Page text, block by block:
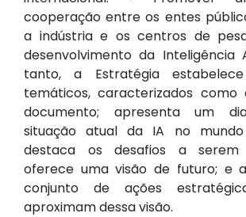
cooperação entre os entes
a indústria e os centros de
desenvolvimento da Inteligência
tanto, a Estratégia
temáticos, caracterizados como
documento; apresenta um
situação atual da IA no
destaca os desafios a serem
oferece uma visão de futuro; e
conjunto de ações
aproximam dessa visão.